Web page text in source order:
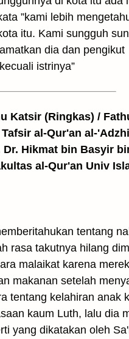
”kami lebih
itu. Kami sungguh
dia dan pengikut
istrinya”
Katsir (Ringkas) /
al-Qur'an al-
Hikmat bin Basyir
al-Qur'an Univ
tentang
rasa takutnya hilang
malaikat karena
makanan setelah
tentang kelahiran anak
kaum Luth, lalu dia
yang dikatakan oleh